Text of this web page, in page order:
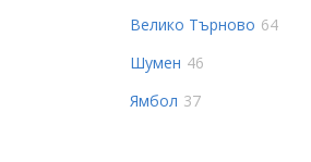
Велико Търново 64
Шумен 46
Ямбол 37